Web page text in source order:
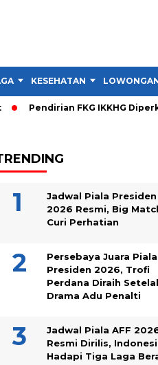
KESEHATAN
Pendirian FKG IKKHG
Jadwal Piala Presiden
2026 Resmi, Big
Curi Perhatian
Persebaya Juara Piala
Presiden 2026, Trofi
Perdana Diraih
Drama Adu Penalti
Jadwal Piala AFF
Resmi Dirilis,
Hadapi Tiga Laga